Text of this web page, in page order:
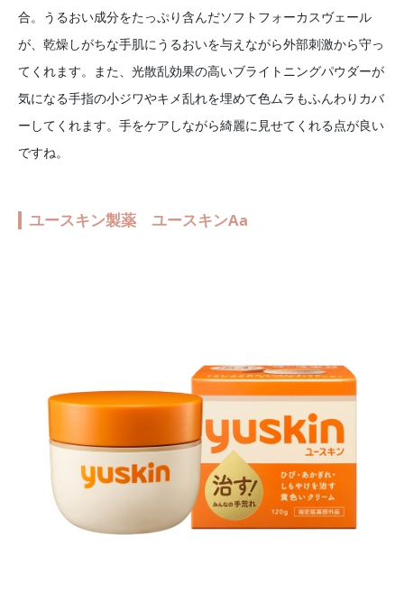
合。うるおい成分をたっぷり含んだソフトフォーカスヴェール
が、乾燥しがちな手肌にうるおいを与えながら外部刺激から守っ
てくれます。また、光散乱効果の高いブライトニングパウダーが
気になる手指の小ジワやキメ乱れを埋めて色ムラもふんわりカバ
ーしてくれます。手をケアしながら綺麗に見せてくれる点が良い
ですね。
ユースキン製薬 ユースキンAa